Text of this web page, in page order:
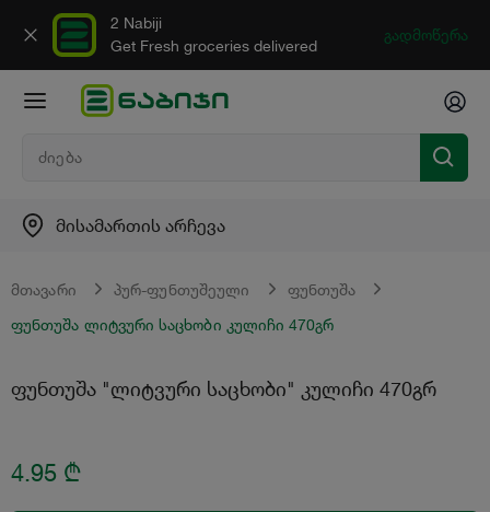
2 Nabiji
Get Fresh groceries delivered
გადმოწერა
მისამართის არჩევა
მთავარი პურ-ფუნთუშეული
ფუნთუშა
ფუნთუშა ლიტვური საცხობი კულიჩი 470გრ
ფუნთუშა "ლიტვური საცხობი" კულიჩი 470გრ
4.95 ₾